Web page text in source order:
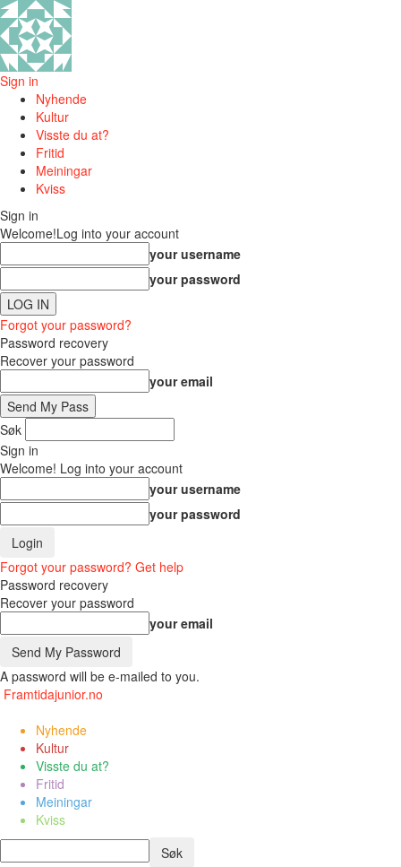
Sign in
Nyhende
Kultur
Visste du at?
Fritid
Meiningar
Kviss
Sign in
Welcome!Log into your account
your username
your password
Forgot your password?
Password recovery
Recover your password
your email
Søk
Sign in
Welcome! Log into your account
your username
your password
Forgot your password? Get help
Password recovery
Recover your password
your email
A password will be e-mailed to you.
Framtidajunior.no
Nyhende
Kultur
Visste du at?
Fritid
Meiningar
Kviss